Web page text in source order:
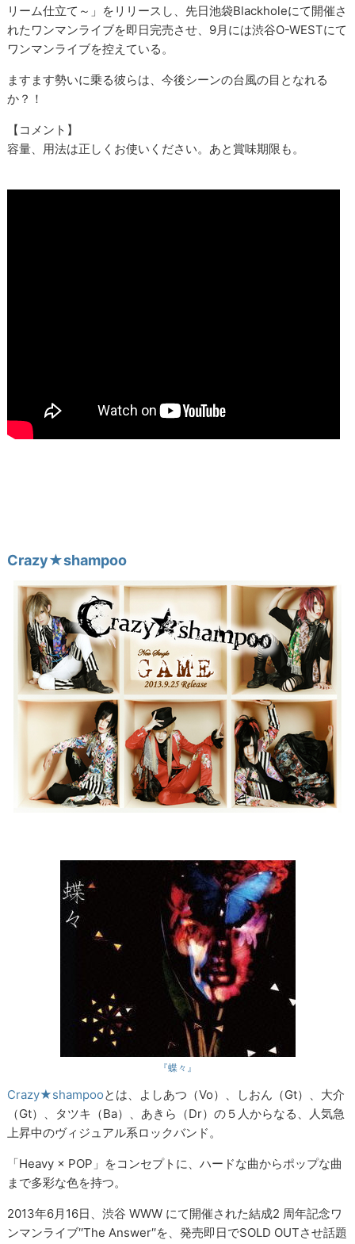
リーム仕立て～」をリリースし、先日池袋Blackholeにて開催さ
れたワンマンライブを即日完売させ、9月には渋谷O-WESTにて
ワンマンライブを控えている。
ますます勢いに乗る彼らは、今後シーンの台風の目となれる
か？！
【コメント】
容量、用法は正しくお使いください。あと賞味期限も。
Crazy★shampoo
『蝶々』
Crazy★shampooとは、よしあつ（Vo）、しおん（Gt）、大介
（Gt）、タツキ（Ba）、あきら（Dr）の５人からなる、人気急
上昇中のヴィジュアル系ロックバンド。
「Heavy × POP」をコンセプトに、ハードな曲からポップな曲
まで多彩な色を持つ。
2013年6月16日、渋谷 WWW にて開催された結成2 周年記念ワ
ンマンライブ′′The Answer′′を、発売即日でSOLD OUTさせ話題